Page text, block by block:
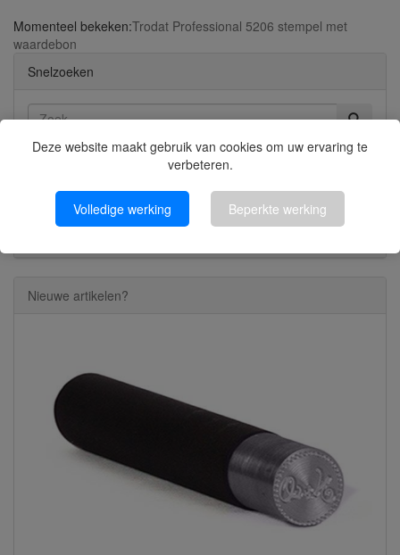
Deze website maakt gebruik van cookies om uw ervaring te
verbeteren.
Volledige werking Beperkte werking
Momenteel bekeken:Trodat Professional 5206 stempel met
waardebon
Snelzoeken
Gebruik sleutelwoorden om het artikel te zoeken.
Nieuwe artikelen?